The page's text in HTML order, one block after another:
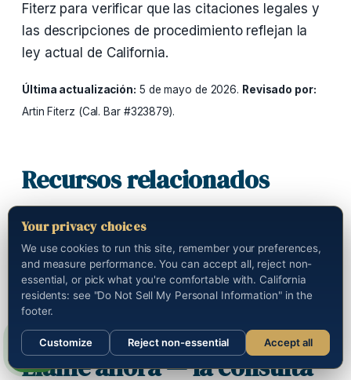
Fiterz para verificar que las citaciones legales y
las descripciones de procedimiento reflejan la
ley actual de California.
Última actualización: 5 de mayo de 2026. Revisado por:
Artin Fiterz (Cal. Bar #323879).
Recursos relacionados
Abogado de lesiones personales en Los Ángeles
Abogado de accidentes de auto en Los Ángeles
Abogado de accidentes de camión en Los
Ángeles
Llame ahora — la consulta
Your privacy choices
We use cookies to run this site, remember your preferences,
and measure performance. You can accept all, reject non-
essential, or pick what you're comfortable with. California
residents: see "Do Not Sell My Personal Information" in the
footer.
Customize Reject non-essential Accept all
Sections